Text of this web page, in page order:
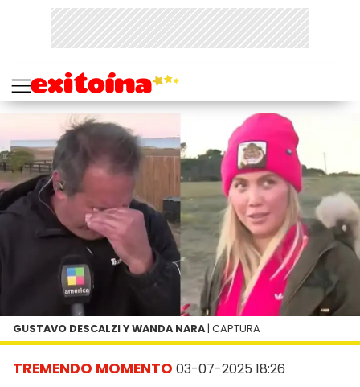
TREMENDO MOMENTO 03-07-2025 18:26
GUSTAVO DESCALZI Y WANDA NARA | CAPTURA